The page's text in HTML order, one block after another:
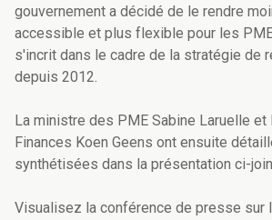
gouvernement a décidé de le rendre
accessible et plus flexible pour les
s'incrit dans le cadre de la stratégie de
depuis 2012.
La ministre des PME Sabine Laruelle
Finances Koen Geens ont ensuite
synthétisées dans la présentation ci-
Visualisez la conférence de presse sur